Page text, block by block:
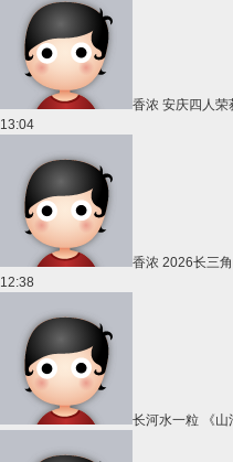
香浓 安庆四人荣
13:04
香浓 2026长三
12:38
长河水一粒 《